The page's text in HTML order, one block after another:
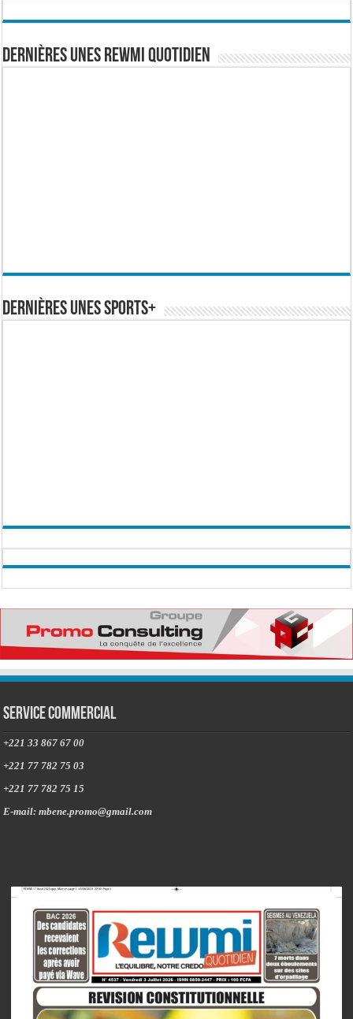
Dernières Unes Rewmi Quotidien
Dernières Unes Sports+
Service commercial
+221 33 867 67 00
+221 77 782 75 03
+221 77 782 75 15
E-mail: mbene.promo@gmail.com